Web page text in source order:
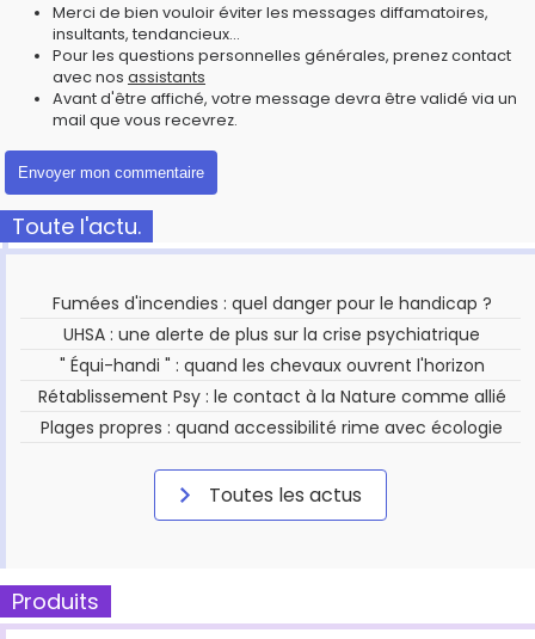
Merci de bien vouloir éviter les messages diffamatoires,
insultants, tendancieux...
Pour les questions personnelles générales, prenez contact
avec nos assistants
Avant d'être affiché, votre message devra être validé via un
mail que vous recevrez.
Toute l'actu.
Fumées d'incendies : quel danger pour le handicap ?
UHSA : une alerte de plus sur la crise psychiatrique
" Équi-handi " : quand les chevaux ouvrent l'horizon
Rétablissement Psy : le contact à la Nature comme allié
Plages propres : quand accessibilité rime avec écologie
Toutes les actus
Produits